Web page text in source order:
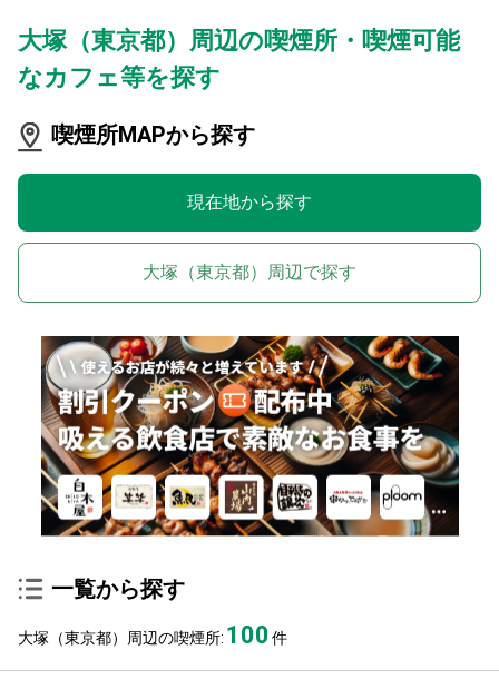
大塚（東京都）周辺の喫煙所・喫煙可能
なカフェ等を探す
喫煙所MAPから探す
現在地から探す
大塚（東京都）周辺で探す
一覧から探す
大塚（東京都）周辺の喫煙所: 100件